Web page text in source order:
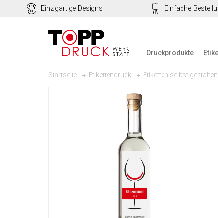
Einzigartige Designs Einfache
Druckprodukte
Startseite Etikettendruck Etiketten selbst gestalten